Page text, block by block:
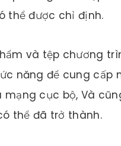
thể được chỉ định.
và tệp chương
năng để cung cấp
cục bộ, Và
thể đã trở thành.